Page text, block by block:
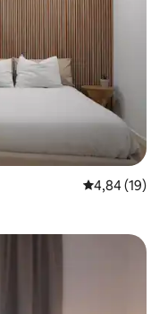
Средна
4,84 (19)